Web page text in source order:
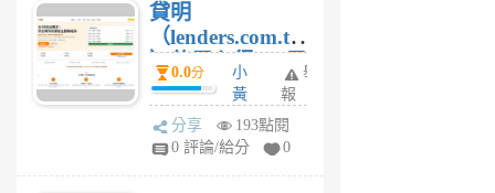
貸明
（lenders.com.tw
）使用心得 — 民
間貸款比較平台
體驗
0.0分
小
黃
蜂
1
舉
報
分享
193點閱
0 評論/給分
0